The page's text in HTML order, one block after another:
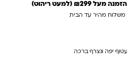
₪299 (למעט ריהוט)
משלוח מהיר עד הבית
יפה ונצרף ברכה